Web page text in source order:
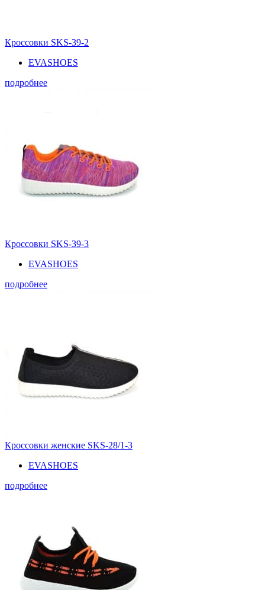
Кроссовки SKS-39-2
EVASHOES
подробнее
Кроссовки SKS-39-3
EVASHOES
подробнее
Кроссовки женские SKS-28/1-3
EVASHOES
подробнее